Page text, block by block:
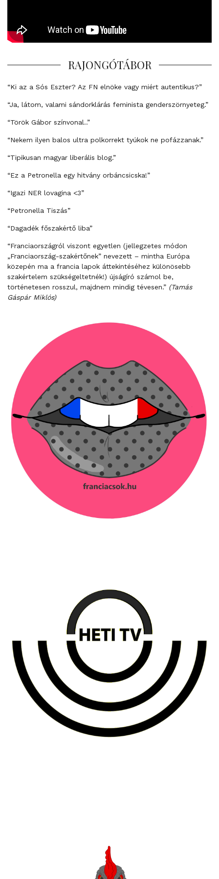
RAJONGÓTÁBOR
“Ki az a Sós Eszter? Az FN elnöke vagy miért autentikus?”
“Ja, látom, valami sándorklárás feminista genderszörnyeteg.”
“Török Gábor színvonal..”
“Nekem ilyen balos ultra polkorrekt tyúkok ne pofázzanak.”
“Tipikusan magyar liberális blog.”
“Ez a Petronella egy hitvány orbáncsicska!”
“Igazi NER lovagina <3”
“Petronella Tiszás”
“Dagadék főszakértő liba”
“Franciaországról viszont egyetlen (jellegzetes módon
„Franciaország-szakértőnek” nevezett – mintha Európa
közepén ma a francia lapok áttekintéséhez különösebb
szakértelem szükségeltetnék!) újságíró számol be,
történetesen rosszul, majdnem mindig tévesen.” (Tamás
Gáspár Miklós)